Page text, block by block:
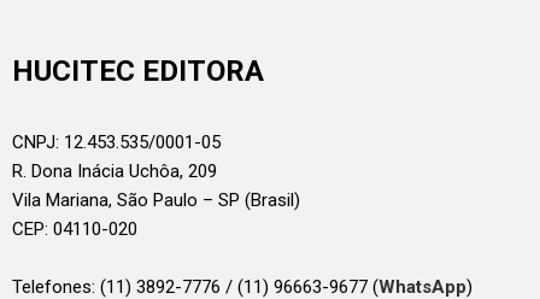
HUCITEC EDITORA
CNPJ: 12.453.535/0001-05
R. Dona Inácia Uchôa, 209
Vila Mariana, São Paulo – SP (Brasil)
CEP: 04110-020
Telefones: (11) 3892-7776 / (11) 96663-9677 (WhatsApp)